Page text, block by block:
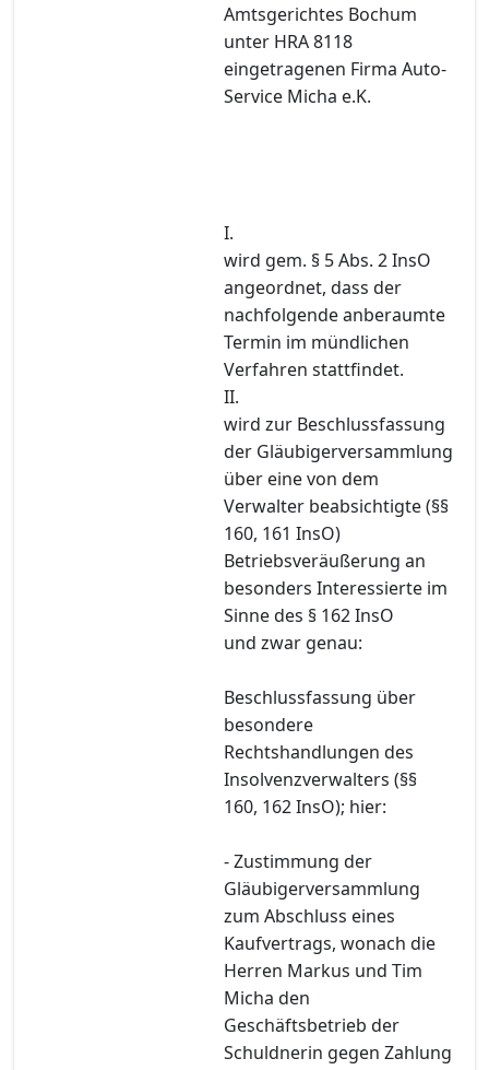
Amtsgerichtes Bochum
unter HRA 8118
eingetragenen Firma Auto-
Service Micha e.K.
I.
wird gem. § 5 Abs. 2 InsO
angeordnet, dass der
nachfolgende anberaumte
Termin im mündlichen
Verfahren stattfindet.
II.
wird zur Beschlussfassung
der Gläubigerversammlung
über eine von dem
Verwalter beabsichtigte (§§
160, 161 InsO)
Betriebsveräußerung an
besonders Interessierte im
Sinne des § 162 InsO
und zwar genau:
Beschlussfassung über
besondere
Rechtshandlungen des
Insolvenzverwalters (§§
160, 162 InsO); hier:
- Zustimmung der
Gläubigerversammlung
zum Abschluss eines
Kaufvertrags, wonach die
Herren Markus und Tim
Micha den
Geschäftsbetrieb der
Schuldnerin gegen Zahlung